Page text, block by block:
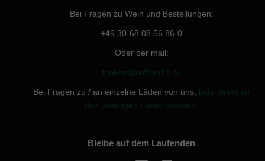
Bei Fragen zu Wein und Bestellungen:
+49 30-68 08 56 86-0
Oder per mail:
trinken@suffberlin.de
Bei Fragen zu / an einzelne Läden von uns, bitte direkt an
den jeweiligen Laden wenden.
Bleibe auf dem Laufenden